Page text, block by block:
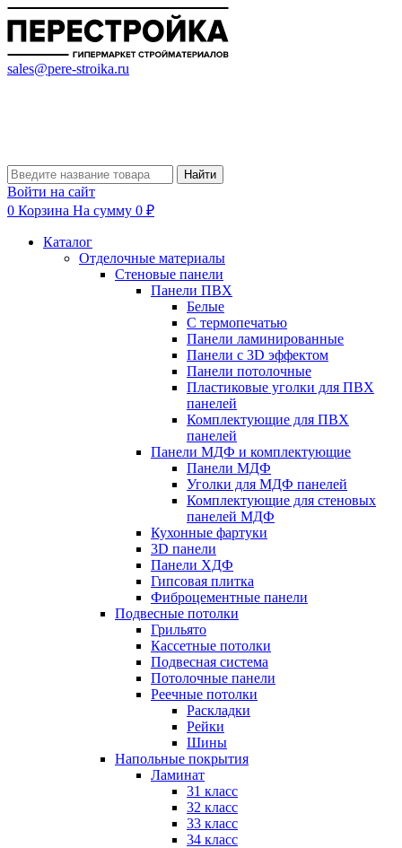
sales@pere-stroika.ru
Найти
Войти на сайт
0 Корзина На сумму 0 ₽
Каталог
Отделочные материалы
Стеновые панели
Панели ПВХ
Белые
С термопечатью
Панели ламинированные
Панели с 3D эффектом
Панели потолочные
Пластиковые уголки для ПВХ
панелей
Комплектующие для ПВХ
панелей
Панели МДФ и комплектующие
Панели МДФ
Уголки для МДФ панелей
Комплектующие для стеновых
панелей МДФ
Кухонные фартуки
3D панели
Панели ХДФ
Гипсовая плитка
Фиброцементные панели
Подвесные потолки
Грильято
Кассетные потолки
Подвесная система
Потолочные панели
Реечные потолки
Раскладки
Рейки
Шины
Напольные покрытия
Ламинат
31 класс
32 класс
33 класс
34 класс